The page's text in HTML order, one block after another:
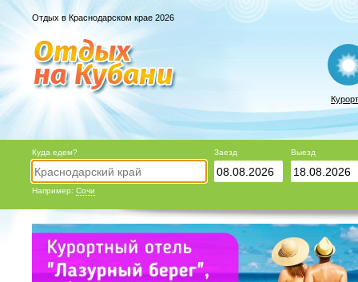
Отдых в Краснодарском крае 2026
Куда едем?
Например: Сочи
Заезд Выезд